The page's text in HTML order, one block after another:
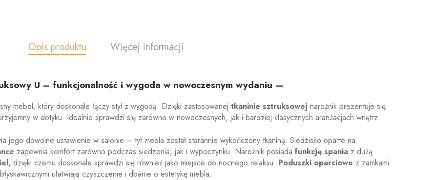
Opis produktu Więcej informacji
U – funkcjonalność i wygoda w nowoczesnym wydaniu —
mebel, który doskonale łączy styl z wygodą. Dzięki zastosowanej tkaninie sztruksowej narożnik prezentuje się
w dotyku. Idealnie sprawdzi się zarówno w nowoczesnych, jak i bardziej klasycznych aranżacjach wnętrz.
jego dowolne ustawienie w salonie – tył mebla został starannie wykończony tkaniną. Siedzisko oparte na
zapewnia komfort zarówno podczas siedzenia, jak i wypoczynku. Narożnik posiada funkcję spaniaz dużą
dzięki czemu doskonale sprawdzi się również jako miejsce do nocnego relaksu. Poduszki oparciowe z zamkami
błyskawicznymi ułatwiają czyszczenie i dbanie o estetykę mebla.